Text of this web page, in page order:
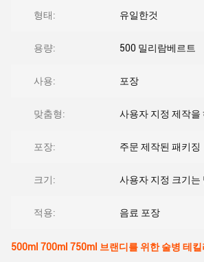
형태: 유일한것
용량: 500 밀리람베르트
사용: 포장
맞춤형: 사용자 지정 제작을
포장: 주문 제작된 패키징
크기: 사용자 지정 크기
적용: 음료 포장
500ml 700ml 750ml 브랜디를 위한 술병 테킬